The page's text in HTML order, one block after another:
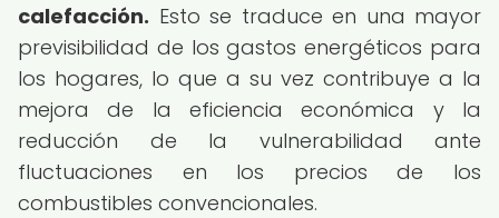
calefacción. Esto se traduce en una mayor
previsibilidad de los gastos energéticos para
los hogares, lo que a su vez contribuye a la
mejora de la eficiencia económica y la
reducción de la vulnerabilidad ante
fluctuaciones en los precios de los
combustibles convencionales.